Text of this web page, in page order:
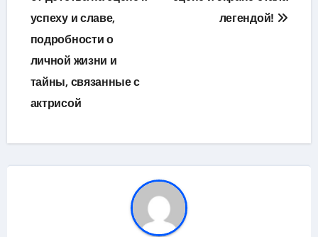
успеху и славе,
подробности о
личной жизни и
тайны, связанные с
актрисой
легендой!